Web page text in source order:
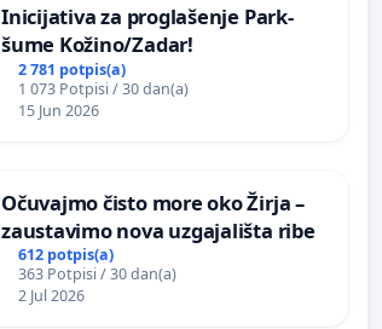
Inicijativa za proglašenje Park-
šume Kožino/Zadar!
2 781 potpis(a)
1 073 Potpisi / 30 dan(a)
15 Jun 2026
Očuvajmo čisto more oko Žirja –
zaustavimo nova uzgajališta ribe
612 potpis(a)
363 Potpisi / 30 dan(a)
2 Jul 2026